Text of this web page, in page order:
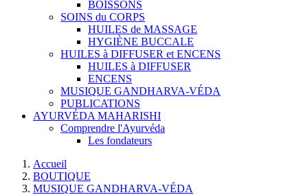
BOISSONS
SOINS du CORPS
HUILES de MASSAGE
HYGIÈNE BUCCALE
HUILES à DIFFUSER et ENCENS
HUILES à DIFFUSER
ENCENS
MUSIQUE GANDHARVA-VÉDA
PUBLICATIONS
AYURVÉDA MAHARISHI
Comprendre l'Ayurvéda
Les fondateurs
Accueil
BOUTIQUE
MUSIQUE GANDHARVA-VÉDA